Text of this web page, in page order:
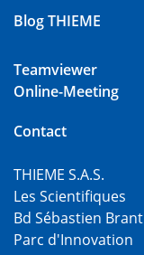
Blog THIEME
Teamviewer
Online-Meeting
Contact
THIEME S.A.S.
Les Scientifiques
Bd Sébastien Brant
Parc d'Innovation